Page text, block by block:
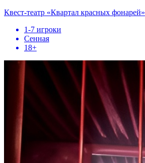
Квест-театр «Квартал красных фонарей»
1-7 игроки
Сенная
18+